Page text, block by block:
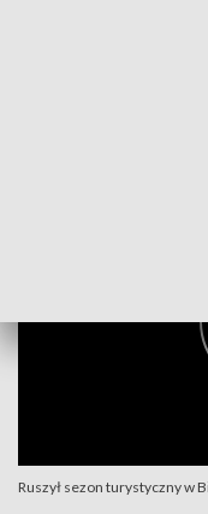
Ruszył sezon turystyczny w